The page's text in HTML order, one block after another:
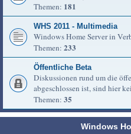
Themen: 181
WHS 2011 - Multimedia
Windows Home Server in
Themen: 233
Öffentliche Beta
Diskussionen rund um die
abgeschlossen ist, sind hier
Themen: 35
Windows